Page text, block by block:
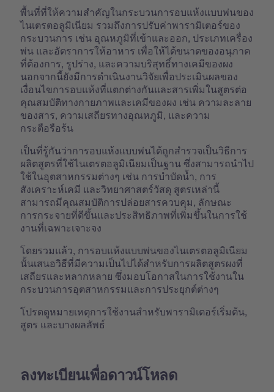
พื้นที่ที่ให้ความสำคัญในกระบวนการอบแห้งแบบพ่นของ
ไนเตรตอลูมิเนียม รวมถึงการปรับค่าพารามิเตอร์ของ
กระบวนการ เช่น อุณหภูมิที่เข้าและออก, ประเภทเครื่อง
พ่น และอัตราการให้อาหาร เพื่อให้ได้ขนาดของอนุภาค
ที่ต้องการ, รูปร่าง, และความบริสุทธิ์ทางเคมีของผง
นอกจากนี้ยังมีการดำเนินงานวิจัยเพื่อประเมินผลของ
เงื่อนไขการอบแห้งที่แตกต่างกันและสารเพิ่มในสูตรต่อ
คุณสมบัติทางกายภาพและเคมีของผง เช่น ความละลาย
ของสาร, ความเสถียรทางอุณหภูมิ, และความ
กระตือรือร้น
เป็นที่รู้กันว่าการอบแห้งแบบพ่นได้ถูกสำรวจเป็นวิธีการ
ผลิตสูตรที่ใช้ไนเตรตอลูมิเนียมเป็นฐาน ซึ่งสามารถนำไป
ใช้ในอุตสาหกรรมต่างๆ เช่น การบำบัดน้ำ, การ
สังเคราะห์เคมี และวิทยาศาสตร์วัสดุ สูตรเหล่านี้
สามารถมีคุณสมบัติการปล่อยสารควบคุม, ลักษณะ
การกระจายที่ดีขึ้นและประสิทธิภาพที่เพิ่มขึ้นในการใช้
งานที่เฉพาะเจาะจง
โดยรวมแล้ว, การอบแห้งแบบพ่นของไนเตรตอลูมิเนียม
นั้นเสนอวิธีที่มีความเป็นไปได้สำหรับการผลิตสูตรผงที่
เสถียรและหลากหลาย ซึ่งมอบโอกาสในการใช้งานใน
กระบวนการอุตสาหกรรมและการประยุกต์ต่างๆ
โปรดดูหมายเหตุการใช้งานสำหรับพารามิเตอร์เริ่มต้น,
สูตร และบางผลลัพธ์
ลงทะเบียนเพื่อดาวน์โหลด